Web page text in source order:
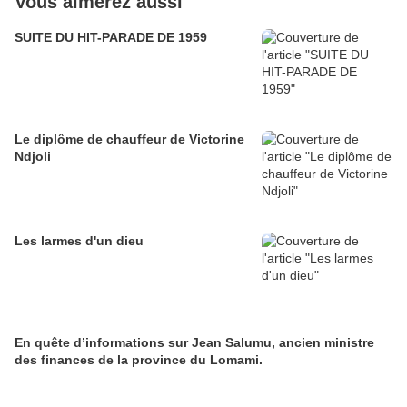
SUITE DU HIT-PARADE DE 1959
Le diplôme de chauffeur de Victorine
Ndjoli
Les larmes d'un dieu
En quête d’informations sur Jean Salumu, ancien ministre
des finances de la province du Lomami.